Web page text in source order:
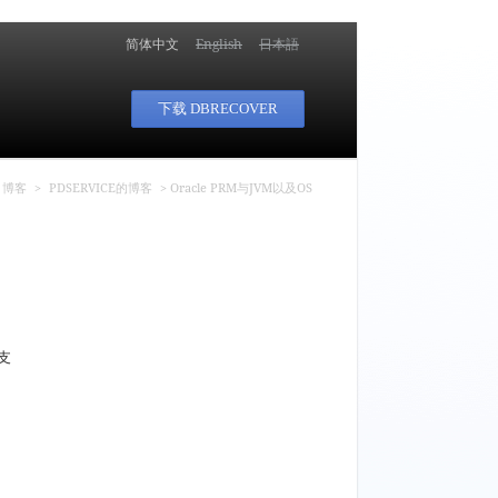
简体中文 English 日本語
下载 DBRECOVER
博客 > PDSERVICE的博客 > Oracle PRM与JVM以及OS